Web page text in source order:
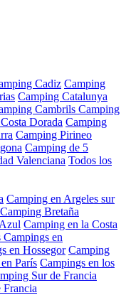
Cadiz Camping
Camping Catalunya
Cambrils Camping
Dorada Camping
Camping Pirineo
Camping de 5
Valenciana Todos los
Camping en Argeles sur
Camping Bretaña
Camping en la Costa
Campings en
en Hossegor Camping
París Campings en los
Sur de Francia
Francia